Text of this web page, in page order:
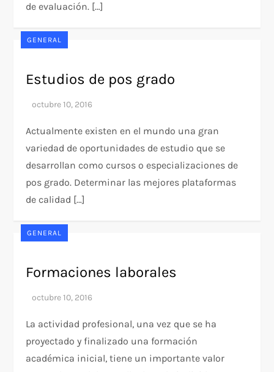
de evaluación. […]
GENERAL
Estudios de pos grado
Actualmente existen en el mundo una gran
variedad de oportunidades de estudio que se
desarrollan como cursos o especializaciones de
pos grado. Determinar las mejores plataformas
de calidad […]
GENERAL
Formaciones laborales
La actividad profesional, una vez que se ha
proyectado y finalizado una formación
académica inicial, tiene un importante valor